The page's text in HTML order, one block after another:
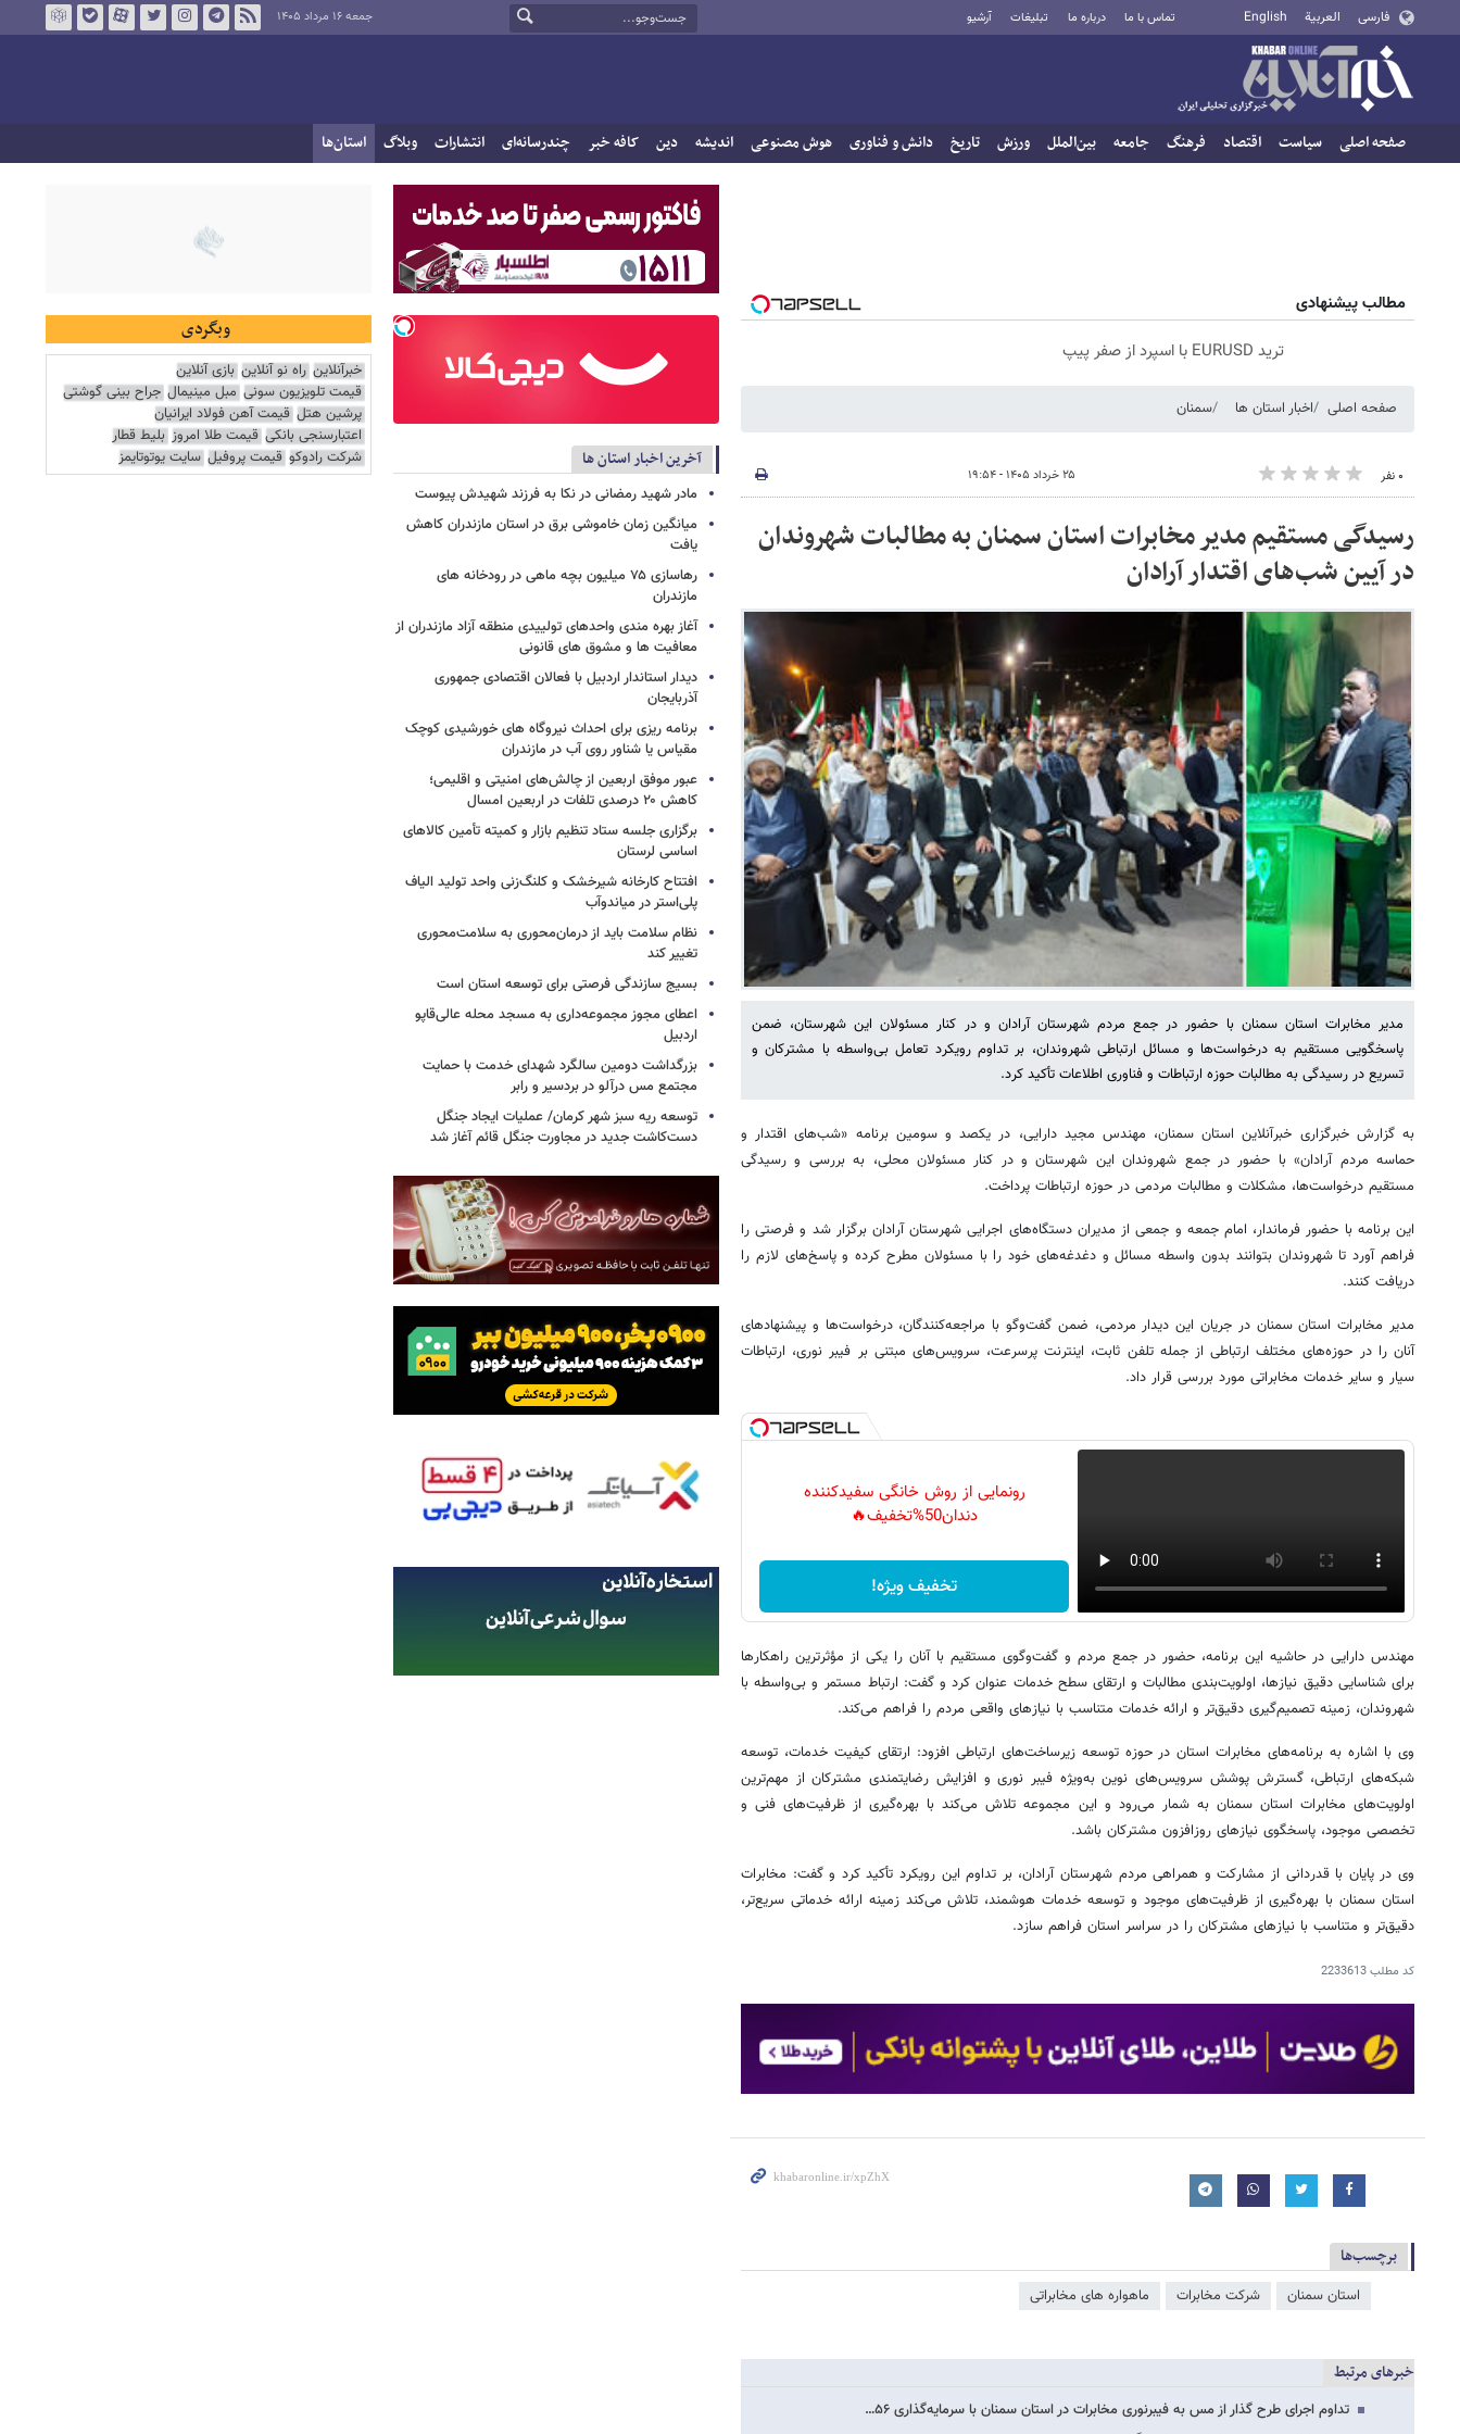
فارسی العربية English تماس با ما درباره ما تبلیغات آرشیو جمعه ۱۶ مرداد ۱۴۰۵
صفحه اصلی سیاست اقتصاد فرهنگ جامعه بین‌الملل ورزش تاریخ دانش و فناوری هوش مصنوعی اندیشه دین کافه خبر چندرسانه‌ای انتشارات وبلاگ استان‌ها
مطالب پیشنهادی
ترید EURUSD با اسپرد از صفر پیپ
صفحه اصلی اخبار استان ها سمنان
۰ نفر ۲۵ خرداد ۱۴۰۵ - ۱۹:۵۴
رسیدگی مستقیم مدیر مخابرات استان سمنان به مطالبات شهروندان
در آیین شب‌های اقتدار آرادان
مدیر مخابرات استان سمنان با حضور در جمع مردم شهرستان آرادان و در کنار مسئولان این شهرستان، ضمن
پاسخگویی مستقیم به درخواست‌ها و مسائل ارتباطی شهروندان، بر تداوم رویکرد تعامل بی‌واسطه با مشترکان و
تسریع در رسیدگی به مطالبات حوزه ارتباطات و فناوری اطلاعات تأکید کرد.
به گزارش خبرگزاری خبرآنلاین استان سمنان، مهندس مجید دارایی، در یکصد و سومین برنامه «شب‌های اقتدار و
حماسه مردم آرادان» با حضور در جمع شهروندان این شهرستان و در کنار مسئولان محلی، به بررسی و رسیدگی
مستقیم درخواست‌ها، مشکلات و مطالبات مردمی در حوزه ارتباطات پرداخت.
این برنامه با حضور فرماندار، امام جمعه و جمعی از مدیران دستگاه‌های اجرایی شهرستان آرادان برگزار شد و فرصتی را
فراهم آورد تا شهروندان بتوانند بدون واسطه مسائل و دغدغه‌های خود را با مسئولان مطرح کرده و پاسخ‌های لازم را
دریافت کنند.
مدیر مخابرات استان سمنان در جریان این دیدار مردمی، ضمن گفت‌وگو با مراجعه‌کنندگان، درخواست‌ها و پیشنهادهای
آنان را در حوزه‌های مختلف ارتباطی از جمله تلفن ثابت، اینترنت پرسرعت، سرویس‌های مبتنی بر فیبر نوری، ارتباطات
سیار و سایر خدمات مخابراتی مورد بررسی قرار داد.
رونمایی از روش خانگی سفیدکننده
دندان50%تخفیف🔥
تخفیف ویژه!
مهندس دارایی در حاشیه این برنامه، حضور در جمع مردم و گفت‌وگوی مستقیم با آنان را یکی از مؤثرترین راهکارها
برای شناسایی دقیق نیازها، اولویت‌بندی مطالبات و ارتقای سطح خدمات عنوان کرد و گفت: ارتباط مستمر و بی‌واسطه با
شهروندان، زمینه تصمیم‌گیری دقیق‌تر و ارائه خدمات متناسب با نیازهای واقعی مردم را فراهم می‌کند.
وی با اشاره به برنامه‌های مخابرات استان در حوزه توسعه زیرساخت‌های ارتباطی افزود: ارتقای کیفیت خدمات، توسعه
شبکه‌های ارتباطی، گسترش پوشش سرویس‌های نوین به‌ویژه فیبر نوری و افزایش رضایتمندی مشترکان از مهم‌ترین
اولویت‌های مخابرات استان سمنان به شمار می‌رود و این مجموعه تلاش می‌کند با بهره‌گیری از ظرفیت‌های فنی و
تخصصی موجود، پاسخگوی نیازهای روزافزون مشترکان باشد.
وی در پایان با قدردانی از مشارکت و همراهی مردم شهرستان آرادان، بر تداوم این رویکرد تأکید کرد و گفت: مخابرات
استان سمنان با بهره‌گیری از ظرفیت‌های موجود و توسعه خدمات هوشمند، تلاش می‌کند زمینه ارائه خدماتی سریع‌تر،
دقیق‌تر و متناسب با نیازهای مشترکان را در سراسر استان فراهم سازد.
کد مطلب2233613
برچسب‌ها
استان سمنان شرکت مخابرات ماهواره های مخابراتی
خبرهای مرتبط
تداوم اجرای طرح گذار از مس به فیبرنوری مخابرات در استان سمنان با سرمایه‌گذاری ۵۶…
آخرین اخبار استان ها
مادر شهید رمضانی در نکا به فرزند شهیدش پیوست
میانگین زمان خاموشی برق در استان مازندران کاهش
یافت
رهاسازی ۷۵ میلیون بچه ماهی در رودخانه های
مازندران
آغاز بهره مندی واحدهای تولییدی منطقه آزاد مازندران از
معافیت ها و مشوق های قانونی
دیدار استاندار اردبیل با فعالان اقتصادی جمهوری
آذربایجان
برنامه ریزی برای احداث نیروگاه های خورشیدی کوچک
مقیاس یا شناور روی آب در مازندران
عبور موفق اربعین از چالش‌های امنیتی و اقلیمی؛
کاهش ۲۰ درصدی تلفات در اربعین امسال
برگزاری جلسه ستاد تنظیم بازار و کمیته تأمین کالاهای
اساسی لرستان
افتتاح کارخانه شیرخشک و کلنگ‌زنی واحد تولید الیاف
پلی‌استر در میاندوآب
نظام سلامت باید از درمان‌محوری به سلامت‌محوری
تغییر کند
بسیج سازندگی فرصتی برای توسعه استان است
اعطای مجوز مجموعه‌داری به مسجد محله عالی‌قاپو
اردبیل
بزرگداشت دومین سالگرد شهدای خدمت با حمایت
مجتمع مس درآلو در بردسیر و رابر
توسعه ریه سبز شهر کرمان/ عملیات ایجاد جنگل
دست‌کاشت جدید در مجاورت جنگل قائم آغاز شد
وبگردی
خبرآنلاین راه نو آنلاین بازی آنلاین
قیمت تلویزیون سونی مبل مینیمال جراح بینی گوشتی
پرشین هتل قیمت آهن فولاد ایرانیان
اعتبارسنجی بانکی قیمت طلا امروز بلیط قطار
شرکت رادوکو قیمت پروفیل سایت یوتوتایمز